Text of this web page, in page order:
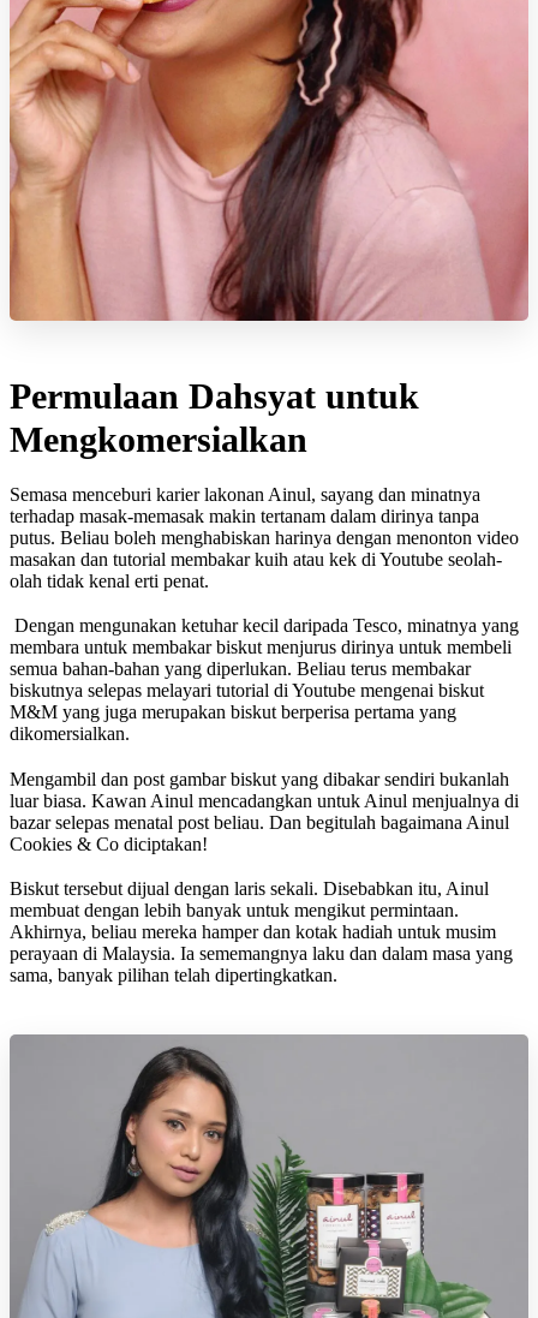
Permulaan Dahsyat untuk
Mengkomersialkan
Semasa menceburi karier lakonan Ainul, sayang dan minatnya
terhadap masak-memasak makin tertanam dalam dirinya tanpa
putus. Beliau boleh menghabiskan harinya dengan menonton video
masakan dan tutorial membakar kuih atau kek di Youtube seolah-
olah tidak kenal erti penat.
Dengan mengunakan ketuhar kecil daripada Tesco, minatnya yang
membara untuk membakar biskut menjurus dirinya untuk membeli
semua bahan-bahan yang diperlukan. Beliau terus membakar
biskutnya selepas melayari tutorial di Youtube mengenai biskut
M&M yang juga merupakan biskut berperisa pertama yang
dikomersialkan.
Mengambil dan post gambar biskut yang dibakar sendiri bukanlah
luar biasa. Kawan Ainul mencadangkan untuk Ainul menjualnya di
bazar selepas menatal post beliau. Dan begitulah bagaimana Ainul
Cookies & Co diciptakan!
Biskut tersebut dijual dengan laris sekali. Disebabkan itu, Ainul
membuat dengan lebih banyak untuk mengikut permintaan.
Akhirnya, beliau mereka hamper dan kotak hadiah untuk musim
perayaan di Malaysia. Ia sememangnya laku dan dalam masa yang
sama, banyak pilihan telah dipertingkatkan.